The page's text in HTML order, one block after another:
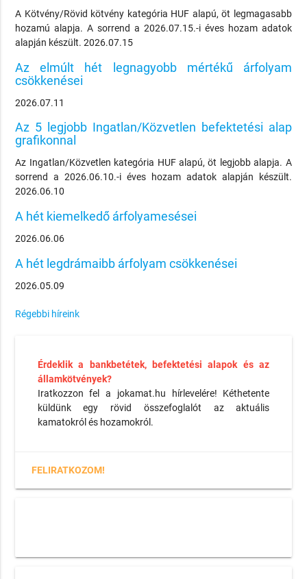
A Kötvény/Rövid kötvény kategória HUF alapú, öt legmagasabb
hozamú alapja. A sorrend a 2026.07.15.-i éves hozam adatok
alapján készült. 2026.07.15
Az elmúlt hét legnagyobb mértékű árfolyam
csökkenései
2026.07.11
Az 5 legjobb Ingatlan/Közvetlen befektetési alap
grafikonnal
Az Ingatlan/Közvetlen kategória HUF alapú, öt legjobb alapja. A
sorrend a 2026.06.10.-i éves hozam adatok alapján készült.
2026.06.10
A hét kiemelkedő árfolyamesései
2026.06.06
A hét legdrámaibb árfolyam csökkenései
2026.05.09
Régebbi híreink
Érdeklik a bankbetétek, befektetési alapok és az
államkötvények?
Iratkozzon fel a jokamat.hu hírlevelére! Kéthetente
küldünk egy rövid összefoglalót az aktuális
kamatokról és hozamokról.
FELIRATKOZOM!